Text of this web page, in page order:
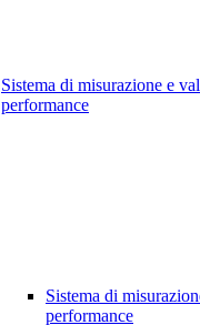
Sistema di misurazione e
performance
Sistema di
performance